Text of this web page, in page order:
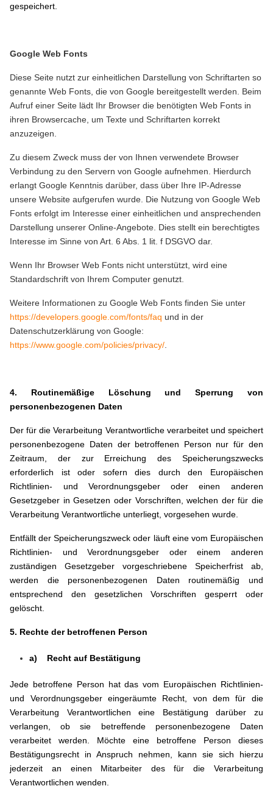
gespeichert.
Google Web Fonts
Diese Seite nutzt zur einheitlichen Darstellung von Schriftarten so
genannte Web Fonts, die von Google bereitgestellt werden. Beim
Aufruf einer Seite lädt Ihr Browser die benötigten Web Fonts in
ihren Browsercache, um Texte und Schriftarten korrekt
anzuzeigen.
Zu diesem Zweck muss der von Ihnen verwendete Browser
Verbindung zu den Servern von Google aufnehmen. Hierdurch
erlangt Google Kenntnis darüber, dass über Ihre IP-Adresse
unsere Website aufgerufen wurde. Die Nutzung von Google Web
Fonts erfolgt im Interesse einer einheitlichen und ansprechenden
Darstellung unserer Online-Angebote. Dies stellt ein berechtigtes
Interesse im Sinne von Art. 6 Abs. 1 lit. f DSGVO dar.
Wenn Ihr Browser Web Fonts nicht unterstützt, wird eine
Standardschrift von Ihrem Computer genutzt.
Weitere Informationen zu Google Web Fonts finden Sie unter
https://developers.google.com/fonts/faq und in der
Datenschutzerklärung von Google:
https://www.google.com/policies/privacy/
4. Routinemäßige Löschung und Sperrung von
personenbezogenen Daten
Der für die Verarbeitung Verantwortliche verarbeitet und speichert
personenbezogene Daten der betroffenen Person nur für den
Zeitraum, der zur Erreichung des Speicherungszwecks
erforderlich ist oder sofern dies durch den Europäischen
Richtlinien- und Verordnungsgeber oder einen anderen
Gesetzgeber in Gesetzen oder Vorschriften, welchen der für die
Verarbeitung Verantwortliche unterliegt, vorgesehen wurde.
Entfällt der Speicherungszweck oder läuft eine vom Europäischen
Richtlinien- und Verordnungsgeber oder einem anderen
zuständigen Gesetzgeber vorgeschriebene Speicherfrist ab,
werden die personenbezogenen Daten routinemäßig und
entsprechend den gesetzlichen Vorschriften gesperrt oder
gelöscht.
5. Rechte der betroffenen Person
a) Recht auf Bestätigung
Jede betroffene Person hat das vom Europäischen Richtlinien-
und Verordnungsgeber eingeräumte Recht, von dem für die
Verarbeitung Verantwortlichen eine Bestätigung darüber zu
verlangen, ob sie betreffende personenbezogene Daten
verarbeitet werden. Möchte eine betroffene Person dieses
Bestätigungsrecht in Anspruch nehmen, kann sie sich hierzu
jederzeit an einen Mitarbeiter des für die Verarbeitung
Verantwortlichen wenden.